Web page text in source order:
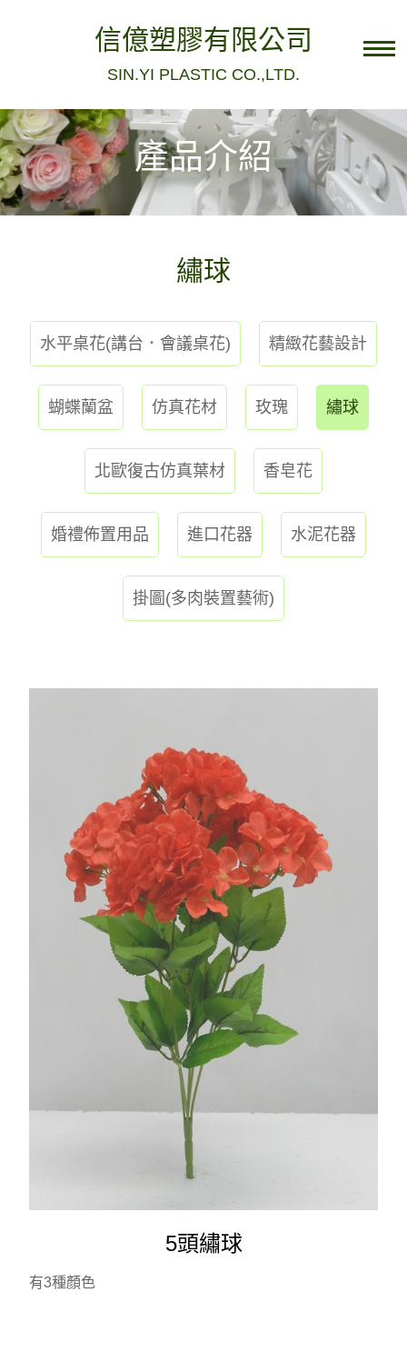
信億塑膠有限公司
SIN.YI PLASTIC CO.,LTD.
電話：04-8836922 Facebook粉絲團
民族店
民生店
關於我們
最新消息
產品介紹
繡球
水平桌花(講台．會議桌花) 精緻花藝設計
蝴蝶蘭盆 仿真花材 玫瑰 繡球
北歐復古仿真葉材 香皂花
婚禮佈置用品 進口花器 水泥花器
掛圖(多肉裝置藝術)
5頭繡球
有3種顏色